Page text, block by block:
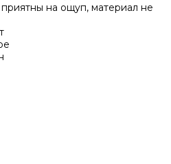
на ощуп, материал не